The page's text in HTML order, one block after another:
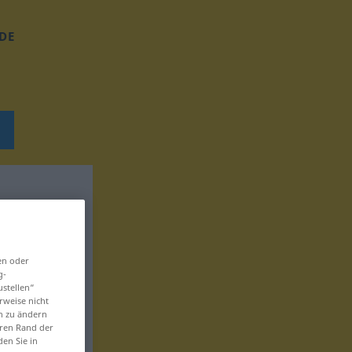
oder
nicht
zu ändern
Rand der
Sie in